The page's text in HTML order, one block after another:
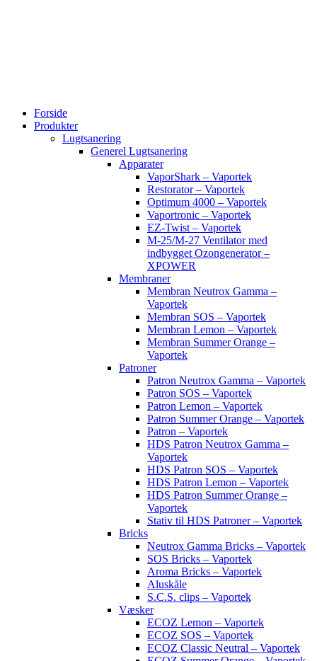
Forside
Produkter
Lugtsanering
Generel Lugtsanering
Apparater
VaporShark – Vaportek
Restorator – Vaportek
Optimum 4000 – Vaportek
Vaportronic – Vaportek
EZ-Twist – Vaportek
M-25/M-27 Ventilator med
indbygget Ozongenerator –
XPOWER
Membraner
Membran Neutrox Gamma –
Vaportek
Membran SOS – Vaportek
Membran Lemon – Vaportek
Membran Summer Orange –
Vaportek
Patroner
Patron Neutrox Gamma – Vaportek
Patron SOS – Vaportek
Patron Lemon – Vaportek
Patron Summer Orange – Vaportek
Patron – Vaportek
HDS Patron Neutrox Gamma –
Vaportek
HDS Patron SOS – Vaportek
HDS Patron Lemon – Vaportek
HDS Patron Summer Orange –
Vaportek
Stativ til HDS Patroner – Vaportek
Bricks
Neutrox Gamma Bricks – Vaportek
SOS Bricks – Vaportek
Aroma Bricks – Vaportek
Aluskåle
S.C.S. clips – Vaportek
Væsker
ECOZ Lemon – Vaportek
ECOZ SOS – Vaportek
ECOZ Classic Neutral – Vaportek